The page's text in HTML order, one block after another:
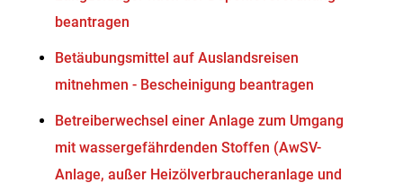
beantragen
Betäubungsmittel auf Auslandsreisen
mitnehmen - Bescheinigung beantragen
Betreiberwechsel einer Anlage zum Umgang
mit wassergefährdenden Stoffen (AwSV-
Anlage, außer Heizölverbraucheranlage und